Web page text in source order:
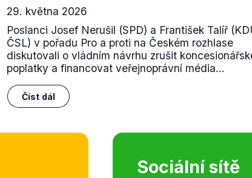
29. května 2026
Poslanci Josef Nerušil (SPD) a František Talíř
ČSL) v pořadu Pro a proti na Českém rozhlase
diskutovali o vládním návrhu zrušit
poplatky a financovat veřejnoprávní média...
Číst dál
Sociální sítě